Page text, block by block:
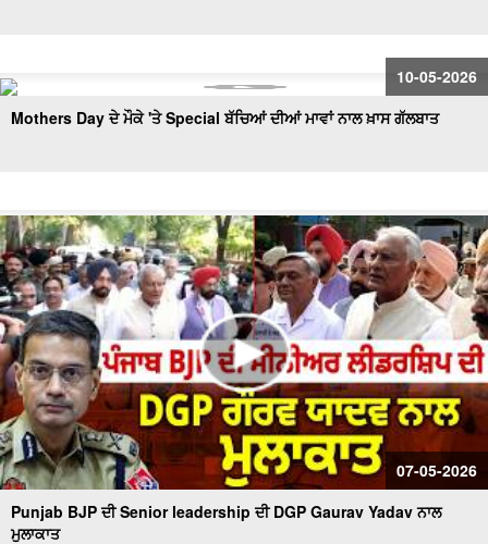
10-05-2026
Mothers Day ਦੇ ਮੌਕੇ 'ਤੇ Special ਬੱਚਿਆਂ ਦੀਆਂ ਮਾਵਾਂ ਨਾਲ ਖ਼ਾਸ ਗੱਲਬਾਤ
07-05-2026
Punjab BJP ਦੀ Senior leadership ਦੀ DGP Gaurav Yadav ਨਾਲ
ਮੁਲਾਕਾਤ